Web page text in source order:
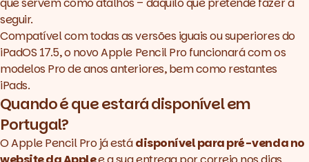
que servem como atalhos – daquilo que pretende fazer a
seguir.
Compatível com todas as versões iguais ou superiores do
iPadOS 17.5, o novo Apple Pencil Pro funcionará com os
modelos Pro de anos anteriores, bem como restantes
iPads.
Quando é que estará disponível em
Portugal?
O Apple Pencil Pro já estádisponível para pré-venda no